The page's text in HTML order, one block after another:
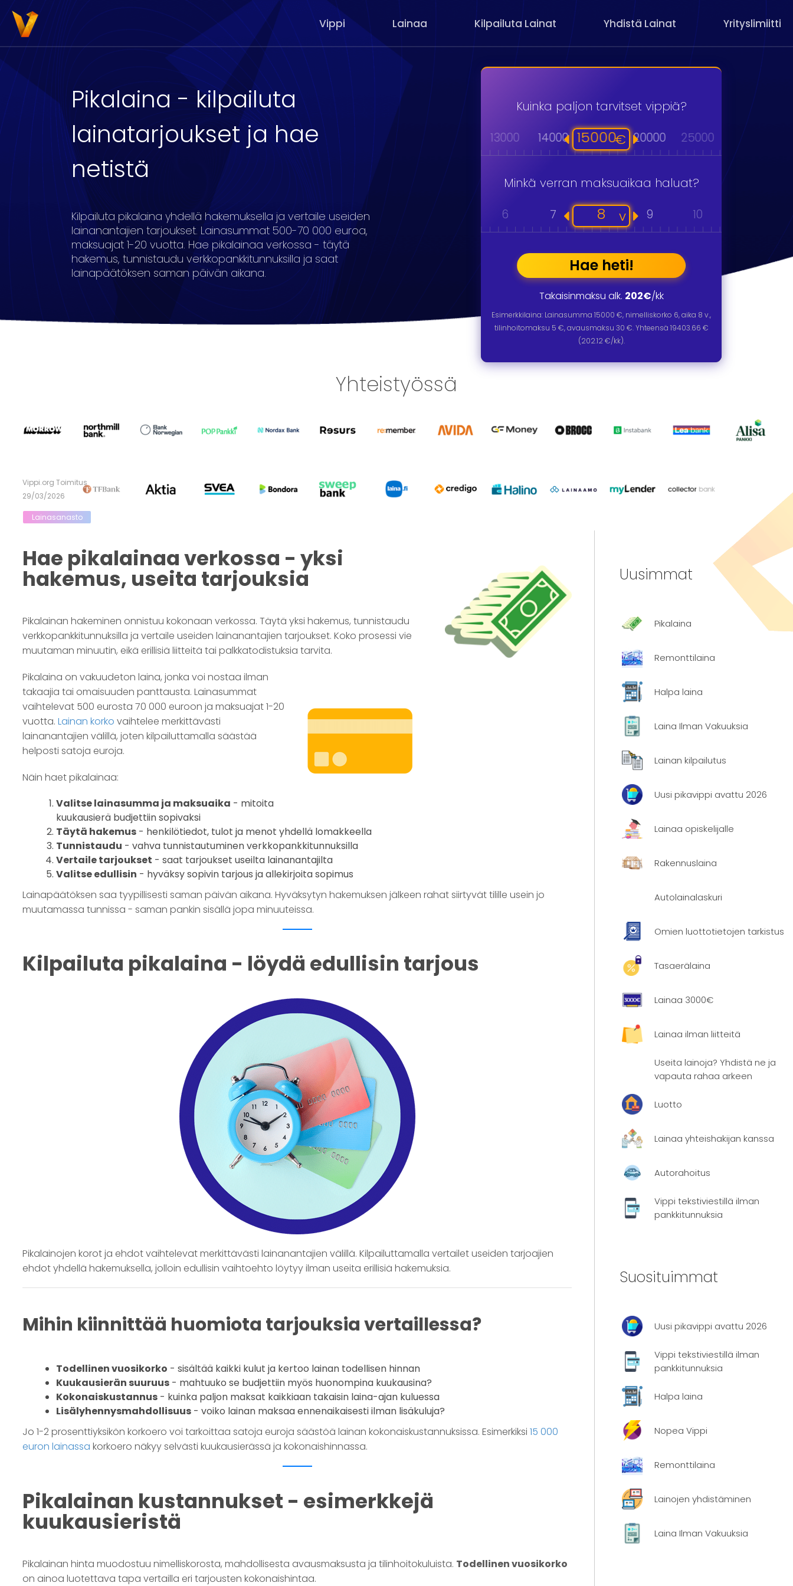
Vippi Lainaa Kilpailuta Lainat Yhdistä Lainat Yrityslimiitti
Pikalaina - kilpailuta
lainatarjoukset ja hae
netistä
Kilpailuta pikalaina yhdellä hakemuksella ja vertaile useiden
lainanantajien tarjoukset. Lainasummat 500-70 000 euroa,
maksuajat 1-20 vuotta. Hae pikalainaa verkossa - täytä
hakemus, tunnistaudu verkkopankkitunnuksilla ja saat
lainapäätöksen saman päivän aikana.
Kuinka paljon tarvitset vippiä?
€
3000 4000 5000 6000 7000 8000 9000 11000 13000 14000 15000 20000 25000 30000
Minkä verran maksuaikaa haluat?
v
17 18 19 20 1 2 3 6 7 8 9 10
Hae heti!
Takaisinmaksu alk. 202€/kk
Esimerkkilaina: Lainasumma15000 €, nimelliskorko 6, aika 8 v.,
tilinhoitomaksu 5 €, avausmaksu 30 €. Yhteensä 19403.66 €
(202.12 €/kk).
Yhteistyössä
Vippi.org Toimitus
29/03/2026
Lainasanasto
Hae pikalainaa verkossa - yksi
hakemus, useita tarjouksia
Pikalainan hakeminen onnistuu kokonaan verkossa. Täytä yksi hakemus, tunnistaudu
verkkopankkitunnuksilla ja vertaile useiden lainanantajien tarjoukset. Koko prosessi vie
muutaman minuutin, eikä erillisiä liitteitä tai palkkatodistuksia tarvita.
Pikalaina on vakuudeton laina, jonka voi nostaa ilman
takaajia tai omaisuuden panttausta. Lainasummat
vaihtelevat 500 eurosta 70 000 euroon ja maksuajat 1-20
vuotta. Lainan korko vaihtelee merkittävästi
lainanantajien välillä, joten kilpailuttamalla säästää
helposti satoja euroja.
Näin haet pikalainaa:
Valitse lainasumma ja maksuaika - mitoita
kuukausierä budjettiin sopivaksi
Täytä hakemus - henkilötiedot, tulot ja menot yhdellä lomakkeella
Tunnistaudu - vahva tunnistautuminen verkkopankkitunnuksilla
Vertaile tarjoukset - saat tarjoukset useilta lainanantajilta
Valitse edullisin - hyväksy sopivin tarjous ja allekirjoita sopimus
Lainapäätöksen saa tyypillisesti saman päivän aikana. Hyväksytyn hakemuksen jälkeen rahat siirtyvät tilille usein jo
muutamassa tunnissa - saman pankin sisällä jopa minuuteissa.
Kilpailuta pikalaina - löydä edullisin tarjous
Pikalainojen korot ja ehdot vaihtelevat merkittävästi lainanantajien välillä. Kilpailuttamalla vertailet useiden tarjoajien
ehdot yhdellä hakemuksella, jolloin edullisin vaihtoehto löytyy ilman useita erillisiä hakemuksia.
Mihin kiinnittää huomiota tarjouksia vertaillessa?
Todellinen vuosikorko - sisältää kaikki kulut ja kertoo lainan todellisen hinnan
Kuukausierän suuruus - mahtuuko se budjettiin myös huonompina kuukausina?
Kokonaiskustannus - kuinka paljon maksat kaikkiaan takaisin laina-ajan kuluessa
Lisälyhennysmahdollisuus - voiko lainan maksaa ennenaikaisesti ilman lisäkuluja?
Jo 1-2 prosenttiyksikön korkoero voi tarkoittaa satoja euroja säästöä lainan kokonaiskustannuksissa. Esimerkiksi 15 000
euron lainassa korkoero näkyy selvästi kuukausierässä ja kokonaishinnassa.
Pikalainan kustannukset - esimerkkejä
kuukausieristä
Pikalainan hinta muodostuu nimelliskorosta, mahdollisesta avausmaksusta ja tilinhoitokuluista. Todellinen vuosikorko
on ainoa luotettava tapa vertailla eri tarjousten kokonaishintaa.
Uusimmat
Pikalaina
Remonttilaina
Halpa laina
Laina Ilman Vakuuksia
Lainan kilpailutus
Uusi pikavippi avattu 2026
Lainaa opiskelijalle
Rakennuslaina
Autolainalaskuri
Omien luottotietojen tarkistus
Tasaerälaina
Lainaa 3000€
Lainaa ilman liitteitä
Useita lainoja? Yhdistä ne ja
vapauta rahaa arkeen
Luotto
Lainaa yhteishakijan kanssa
Autorahoitus
Vippi tekstiviestillä ilman
pankkitunnuksia
Suosituimmat
Uusi pikavippi avattu 2026
Vippi tekstiviestillä ilman
pankkitunnuksia
Halpa laina
Nopea Vippi
Remonttilaina
Lainojen yhdistäminen
Laina Ilman Vakuuksia